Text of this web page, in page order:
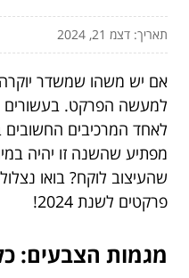
תאריך: דצמ 21, 2024
אם יש משהו שמשדר יוקרה,
למעשה הפרקט. בעשורים
לאחד המרכיבים החשובים
מפתיע שהשנה זו יהיה
שהעיצוב לוקח? בואו
פרקטים לשנת 2024!
מגמות הצבעים: